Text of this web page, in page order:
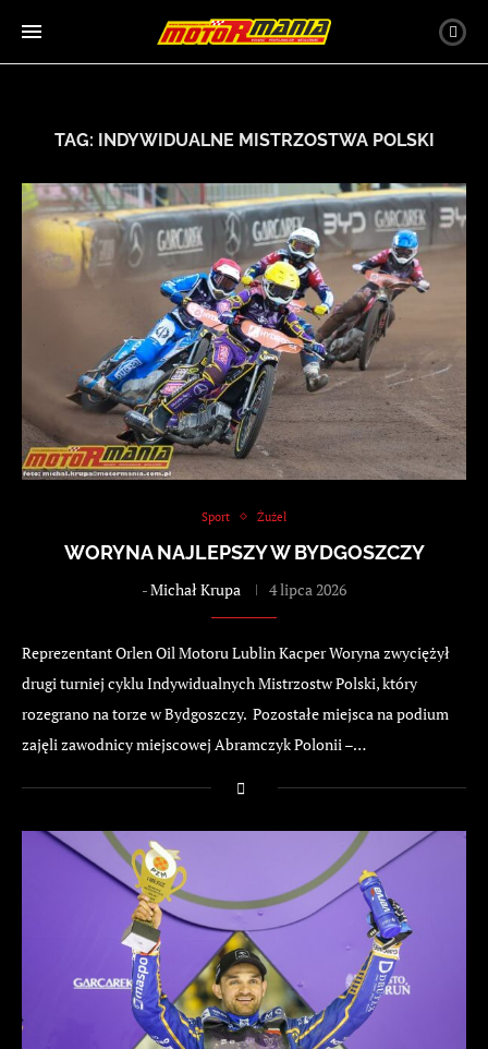
TAG: INDYWIDUALNE MISTRZOSTWA POLSKI
Sport Żużel
WORYNA NAJLEPSZY W BYDGOSZCZY
-Michał Krupa 4 lipca 2026
Reprezentant Orlen Oil Motoru Lublin Kacper Woryna zwyciężył
drugi turniej cyklu Indywidualnych Mistrzostw Polski, który
rozegrano na torze w Bydgoszczy. Pozostałe miejsca na podium
zajęli zawodnicy miejscowej Abramczyk Polonii –…